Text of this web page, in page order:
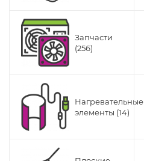
Запчасти
(256)
Нагревательные
элементы (14)